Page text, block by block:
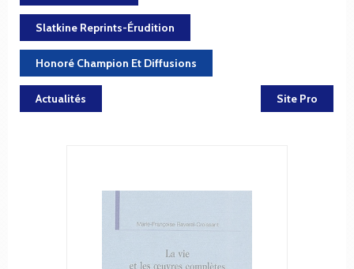
Slatkine Reprints-Érudition
Honoré Champion Et Diffusions
Actualités Site Pro